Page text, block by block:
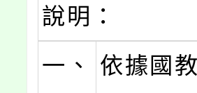
說明：
一、
依據國